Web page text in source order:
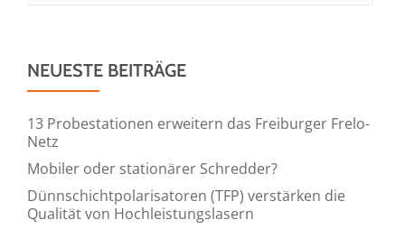
NEUESTE BEITRÄGE
13 Probestationen erweitern das Freiburger Frelo-
Netz
Mobiler oder stationärer Schredder?
Dünnschichtpolarisatoren (TFP) verstärken die
Qualität von Hochleistungslasern